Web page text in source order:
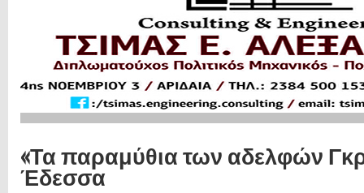
«Τα παραμύθια των αδελφών
Έδεσσα